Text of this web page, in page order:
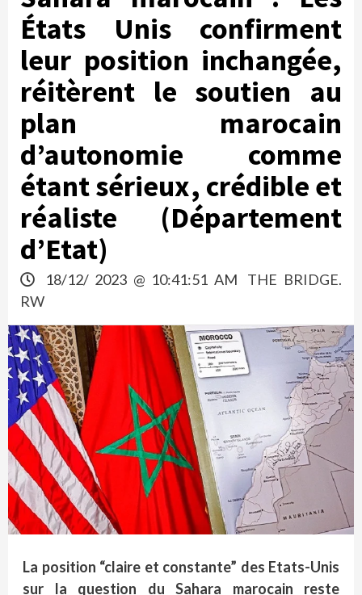
États Unis confirment
leur position inchangée,
réitèrent le soutien au
plan marocain
d’autonomie comme
étant sérieux, crédible et
réaliste (Département
d’Etat)
18/12/ 2023 @ 10:41:51 AM
THE BRIDGE.
RW
La position “claire et constante” des Etats-Unis
sur la question du Sahara marocain reste